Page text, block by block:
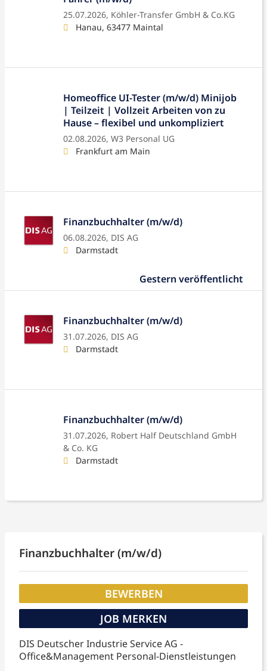
25.07.2026, Köhler-Transfer GmbH & Co.KG
Hanau, 63477 Maintal
Homeoffice UI-Tester (m/w/d) Minijob
| Teilzeit | Vollzeit Arbeiten von zu
Hause – flexibel und unkompliziert
02.08.2026, W3 Personal UG
Frankfurt am Main
Finanzbuchhalter (m/w/d)
06.08.2026, DIS AG
Darmstadt
Gestern veröffentlicht
Finanzbuchhalter (m/w/d)
31.07.2026, DIS AG
Darmstadt
Finanzbuchhalter (m/w/d)
31.07.2026, Robert Half Deutschland GmbH
& Co. KG
Darmstadt
Finanzbuchhalter (m/w/d)
BEWERBEN
JOB MERKEN
DIS Deutscher Industrie Service AG -
Office&Management Personal-Dienstleistungen